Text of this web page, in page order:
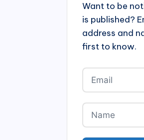
Want to be
is published?
address and
first to know.